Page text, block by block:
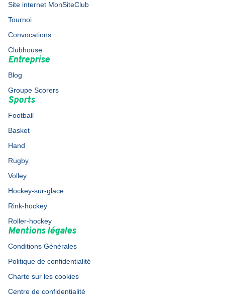
Site internet MonSiteClub
Tournoi
Convocations
Clubhouse
Entreprise
Blog
Groupe Scorers
Sports
Football
Basket
Hand
Rugby
Volley
Hockey-sur-glace
Rink-hockey
Roller-hockey
Mentions légales
Conditions Générales
Politique de confidentialité
Charte sur les cookies
Centre de confidentialité